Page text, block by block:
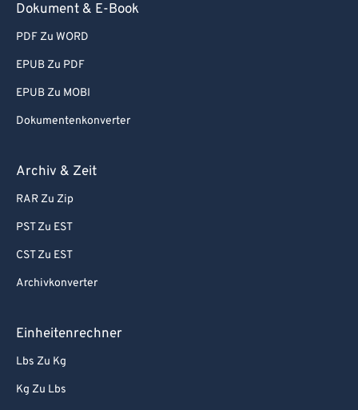
Dokument & E-Book
PDF Zu WORD
EPUB Zu PDF
EPUB Zu MOBI
Dokumentenkonverter
Archiv & Zeit
RAR Zu Zip
PST Zu EST
CST Zu EST
Archivkonverter
Einheitenrechner
Lbs Zu Kg
Kg Zu Lbs